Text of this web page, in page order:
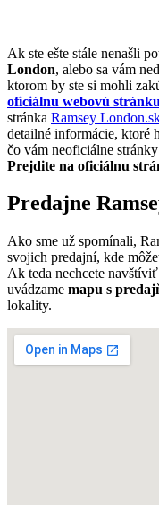
Ak ste ešte stále nenašli
London, alebo sa vám
ktorom by ste si mohli
oficiálnu webovú
stránka Ramsey
detailné informácie, ktoré
čo vám neoficiálne
Prejdite na oficiálnu
Predajne
Ako sme už spomínali,
svojich predajní, kde
Ak teda nechcete
uvádzame mapu s
lokality.